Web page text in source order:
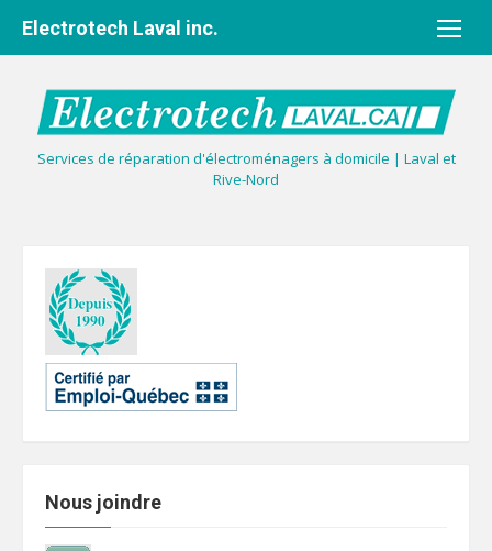
Services de réparation d'électroménagers à domicile | Laval et
Rive-Nord
Electrotech Laval inc.
Nous joindre